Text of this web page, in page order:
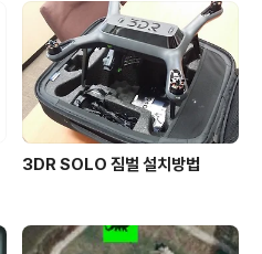
3DR SOLO 짐벌 설치방법